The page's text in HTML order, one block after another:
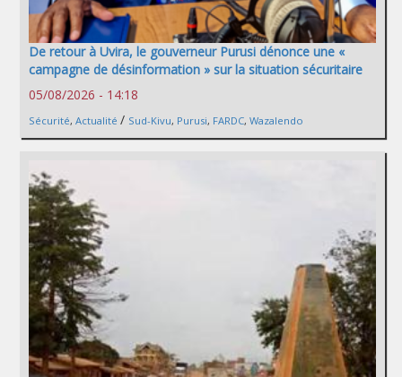
De retour à Uvira, le gouverneur Purusi dénonce une «
campagne de désinformation » sur la situation sécuritaire
05/08/2026 - 14:18
Sécurité, Actualité / Sud-Kivu, Purusi, FARDC, Wazalendo